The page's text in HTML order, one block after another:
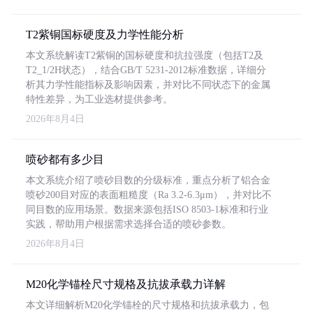
T2紫铜国标硬度及力学性能分析
本文系统解读T2紫铜的国标硬度和抗拉强度（包括T2及
T2_1/2H状态），结合GB/T 5231-2012标准数据，详细分
析其力学性能指标及影响因素，并对比不同状态下的金属
特性差异，为工业选材提供参考。
2026年8月4日
喷砂都有多少目
本文系统介绍了喷砂目数的分级标准，重点分析了铝合金
喷砂200目对应的表面粗糙度（Ra 3.2-6.3μm），并对比不
同目数的应用场景。数据来源包括ISO 8503-1标准和行业
实践，帮助用户根据需求选择合适的喷砂参数。
2026年8月4日
M20化学锚栓尺寸规格及抗拔承载力详解
本文详细解析M20化学锚栓的尺寸规格和抗拔承载力，包